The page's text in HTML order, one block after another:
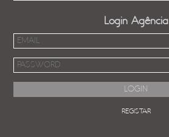
Login Agência
REGISTAR